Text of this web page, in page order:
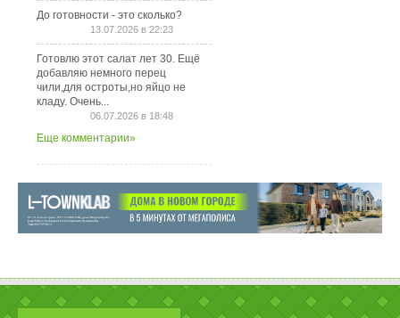
До готовности - это сколько?
13.07.2026 в 22:23
Готовлю этот салат лет 30. Ещё
добавляю немного перец
чили,для остроты,но яйцо не
кладу. Очень...
06.07.2026 в 18:48
Еще комментарии»